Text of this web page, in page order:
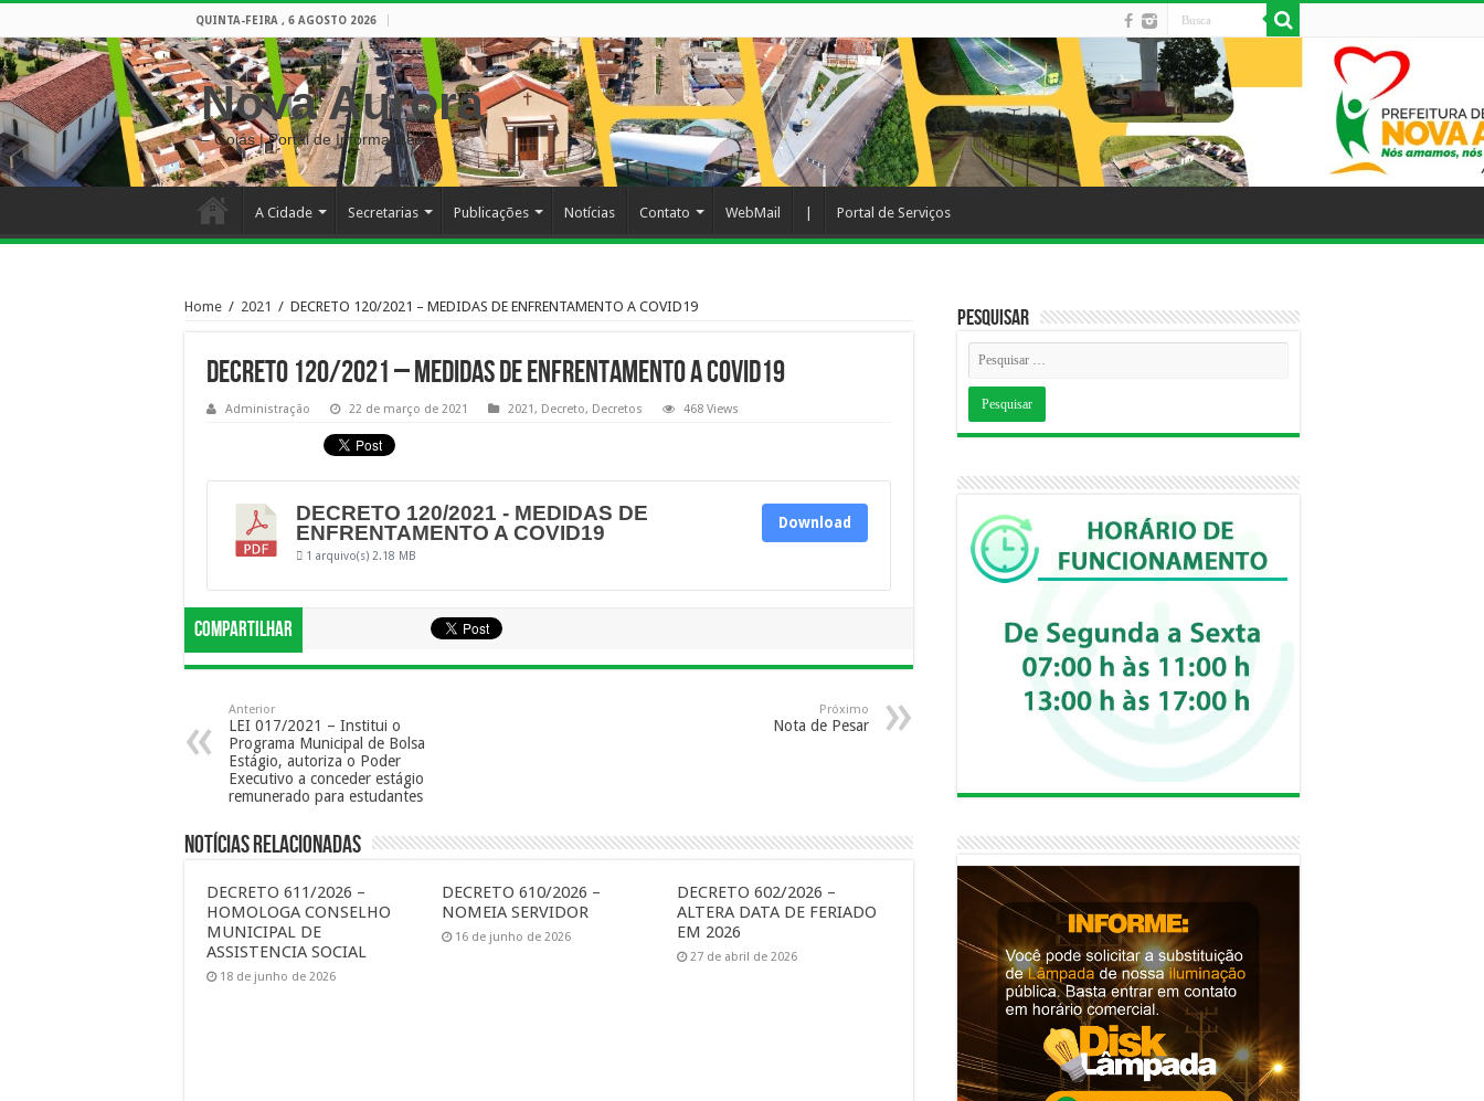
QUINTA-FEIRA , 6 AGOSTO 2026
Nova Aurora
– Goiás | Portal de Informações
A Cidade Secretarias Publicações Notícias Contato WebMail Portal de Serviços
Home / 2021 / DECRETO 120/2021 – MEDIDAS DE ENFRENTAMENTO A COVID19
DECRETO 120/2021 – MEDIDAS DE ENFRENTAMENTO A COVID19
Administração 22 de março de 2021 2021, Decreto, Decretos 468 Views
DECRETO 120/2021 - MEDIDAS DE
ENFRENTAMENTO A COVID19
1 arquivo(s) 2.18 MB
Download
Compartilhar
Anterior
LEI 017/2021 – Institui o
Programa Municipal de Bolsa
Estágio, autoriza o Poder
Executivo a conceder estágio
remunerado para estudantes
Próximo
Nota de Pesar
Notícias Relacionadas
DECRETO 611/2026 –
HOMOLOGA CONSELHO
MUNICIPAL DE
ASSISTENCIA SOCIAL
18 de junho de 2026
DECRETO 610/2026 –
NOMEIA SERVIDOR
16 de junho de 2026
DECRETO 602/2026 –
ALTERA DATA DE FERIADO
EM 2026
27 de abril de 2026
Pesquisar